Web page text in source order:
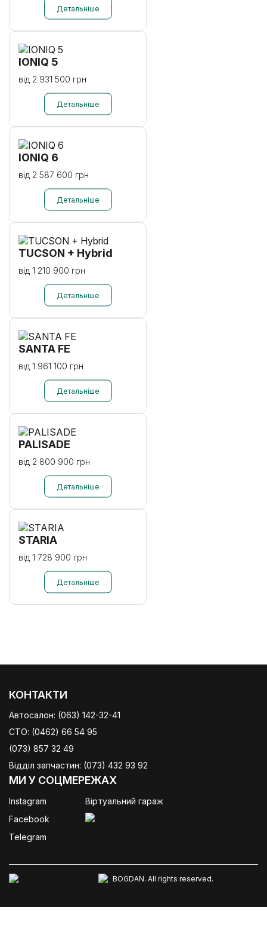
IONIQ 5
від 2 931 500 грн
IONIQ 6
від 2 587 600 грн
TUCSON + Hybrid
від 1 210 900 грн
SANTA FE
від 1 961 100 грн
PALISADE
від 2 800 900 грн
STARIA
від 1 728 900 грн
КОНТАКТИ
Автосалон: (063) 142-32-41
СТО: (0462) 66 54 95
(073) 857 32 49
Відділ запчастин: (073) 432 93 92
МИ У СОЦМЕРЕЖАХ
Instagram
Facebook
Telegram
Віртуальний гараж
BOGDAN. All rights reserved.